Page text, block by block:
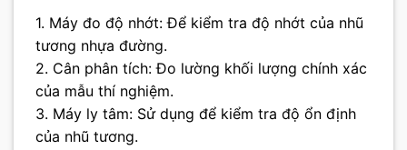
1. Máy đo độ nhớt: Để kiểm tra độ nhớt của nhũ
tương nhựa đường.
2. Cân phân tích: Đo lường khối lượng chính xác
của mẫu thí nghiệm.
3. Máy ly tâm: Sử dụng để kiểm tra độ ổn định
của nhũ tương.